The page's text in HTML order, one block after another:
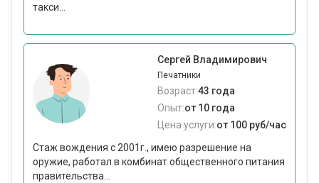
такси...
Сергей Владимирович
Печатники
Возраст:43 года
Опыт:от 10 года
Цена услуги:от 100 руб/час
Стаж вождения с 2001г., имею разрешение на
оружие, работал в комбинат общественного питания
правительства...